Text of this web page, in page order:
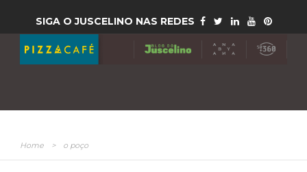
SIGA O JUSCELINO NAS REDES
Home > o poço